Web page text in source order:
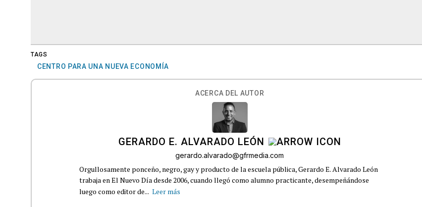
TAGS
CENTRO PARA UNA NUEVA ECONOMÍA
ACERCA DEL AUTOR
GERARDO E. ALVARADO LEÓN
gerardo.alvarado@gfrmedia.com
Orgullosamente ponceño, negro, gay y producto de la escuela pública, Gerardo E. Alvarado León
trabaja en El Nuevo Día desde 2006, cuando llegó como alumno practicante, desempeñándose
luego como editor de... Leer más